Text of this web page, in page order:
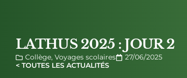
LATHUS 2025 : JOUR 2
Collège, Voyages scolaires
27/06/2025
< TOUTES LES ACTUALITÉS